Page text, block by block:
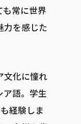
も常に世界
力を感じた
文化に憧れ
ア語。学生
経験しま